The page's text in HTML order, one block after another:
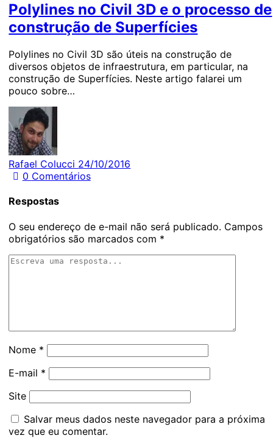
Polylines no Civil 3D e o processo de
construção de Superfícies
Polylines no Civil 3D são úteis na construção de
diversos objetos de infraestrutura, em particular, na
construção de Superfícies. Neste artigo falarei um
pouco sobre…
Rafael Colucci 24/10/2016
0 Comentários
Respostas
O seu endereço de e-mail não será publicado. Campos
obrigatórios são marcados com *
Nome *
E-mail *
Site
Salvar meus dados neste navegador para a próxima
vez que eu comentar.